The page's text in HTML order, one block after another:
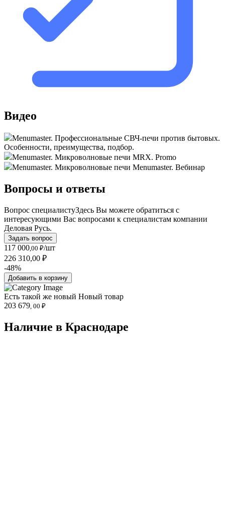
Видео
Menumaster. Профессиональные СВЧ-печи против бытовых.
Особенности, преимущества, подбор.
Menumaster. Микроволновые печи MRX. Promo
Menumaster. Микроволновые печи Menumaster. Вебинар
Вопросы и ответы
Вопрос специалистуЗдесь Вы можете обратиться с
интересующими Вас вопросами к специалистам компании
Деловая Русь.
Задать вопрос
117 000 ,00 ₽/шт
226 310,00 ₽
-48%
Добавить в корзину
Есть такой же новый Новый товар
203 679 , 00 ₽
Наличие в Краснодарe